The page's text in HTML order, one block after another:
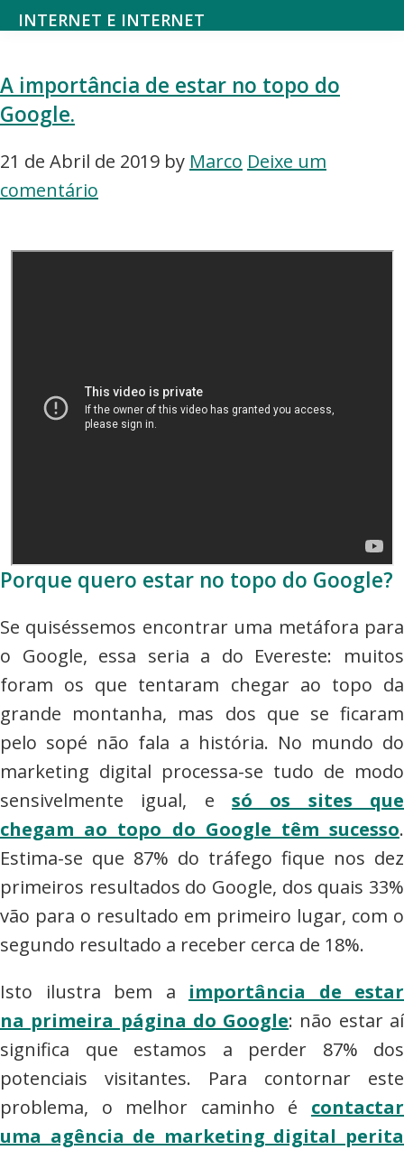
Saltar
o
menu
principal
Skip
main
content
INTERNET E INTERNET
aborda
alojamento,
domínios,
SEO,
marketing
web
commerce,
A importância de estar no topo do
Google.
21 de Abril de 2019 by Marco Deixe um
comentário
Porque quero estar no topo do Google?
Se quiséssemos encontrar uma metáfora para
o Google, essa seria a do Evereste: muitos
foram os que tentaram chegar ao topo da
grande montanha, mas dos que se ficaram
pelo sopé não fala a história. No mundo do
marketing digital processa-se tudo de modo
sensivelmente igual, e só os sites que
chegam ao topo do Google têm sucesso.
Estima-se que 87% do tráfego fique nos dez
primeiros resultados do Google, dos quais 33%
vão para o resultado em primeiro lugar, com o
segundo resultado a receber cerca de 18%.
Isto ilustra bem a importância de estar
na primeira página do Google: não estar aí
significa que estamos a perder 87% dos
potenciais visitantes. Para contornar este
problema, o melhor caminho é contactar
uma agência de marketing digital perita